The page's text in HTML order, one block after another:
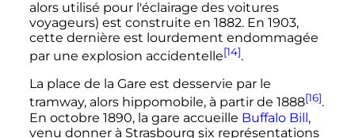
alors utilisé pour l'éclairage des voitures
voyageurs) est construite en 1882. En 1903,
cette dernière est lourdement endommagée
par une explosion accidentelle[14].
La place de la Gare est desservie par le
tramway, alors hippomobile, à partir de 1888[16].
En octobre 1890, la gare accueille Buffalo Bill,
venu donner à Strasbourg six représentations